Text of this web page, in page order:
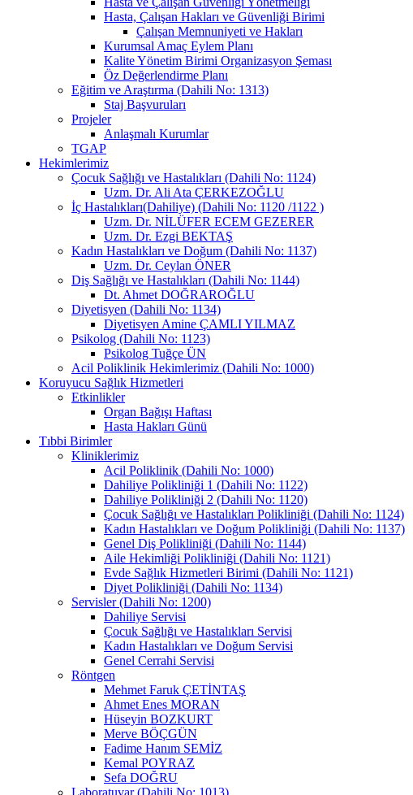
Hasta, Çalışan Hakları ve Güvenliği Birimi
Çalışan Memnuniyeti ve Hakları
Kurumsal Amaç Eylem Planı
Kalite Yönetim Birimi Organizasyon Şeması
Öz Değerlendirme Planı
Eğitim ve Araştırma (Dahili No: 1313)
Staj Başvuruları
Projeler
Anlaşmalı Kurumlar
TGAP
Hekimlerimiz
Çocuk Sağlığı ve Hastalıkları (Dahili No: 1124)
Uzm. Dr. Ali Ata ÇERKEZOĞLU
İç Hastalıkları(Dahiliye) (Dahili No: 1120 /1122 )
Uzm. Dr. NİLÜFER ECEM GEZERER
Uzm. Dr. Ezgi BEKTAŞ
Kadın Hastalıkları ve Doğum (Dahili No: 1137)
Uzm. Dr. Ceylan ÖNER
Diş Sağlığı ve Hastalıkları (Dahili No: 1144)
Dt. Ahmet DOĞRAROĞLU
Diyetisyen (Dahili No: 1134)
Diyetisyen Amine ÇAMLI YILMAZ
Psikolog (Dahili No: 1123)
Psikolog Tuğçe ÜN
Acil Poliklinik Hekimlerimiz (Dahili No: 1000)
Koruyucu Sağlık Hizmetleri
Etkinlikler
Organ Bağışı Haftası
Hasta Hakları Günü
Tıbbi Birimler
Kliniklerimiz
Acil Poliklinik (Dahili No: 1000)
Dahiliye Polikliniği 1 (Dahili No: 1122)
Dahiliye Polikliniği 2 (Dahili No: 1120)
Çocuk Sağlığı ve Hastalıkları Polikliniği (Dahili No: 1124)
Kadın Hastalıkları ve Doğum Polikliniği (Dahili No: 1137)
Genel Diş Polikliniği (Dahili No: 1144)
Aile Hekimliği Polikliniği (Dahili No: 1121)
Evde Sağlık Hizmetleri Birimi (Dahili No: 1121)
Diyet Polikliniği (Dahili No: 1134)
Servisler (Dahili No: 1200)
Dahiliye Servisi
Çocuk Sağlığı ve Hastalıkları Servisi
Kadın Hastalıkları ve Doğum Servisi
Genel Cerrahi Servisi
Röntgen
Mehmet Faruk ÇETİNTAŞ
Ahmet Enes MORAN
Hüseyin BOZKURT
Merve BÖÇGÜN
Fadime Hanım SEMİZ
Kemal POYRAZ
Sefa DOĞRU
Laboratuvar (Dahili No: 1013)